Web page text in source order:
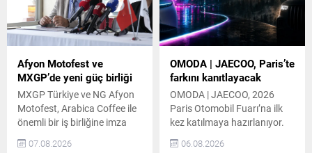
Afyon Motofest ve
MXGP’de yeni güç birliği
MXGP Türkiye ve NG Afyon
Motofest, Arabica Coffee ile
önemli bir iş birliğine imza
attı. Bu iş birliği töreni,
tarafların katılımıyla
07.08.2026
OMODA | JAECOO, Paris’te
farkını kanıtlayacak
OMODA | JAECOO, 2026
Paris Otomobil Fuarı’na ilk
kez katılmaya hazırlanıyor.
Markanın Avrupa’daki hızlı
büyümesini yansıtan bu
06.08.2026